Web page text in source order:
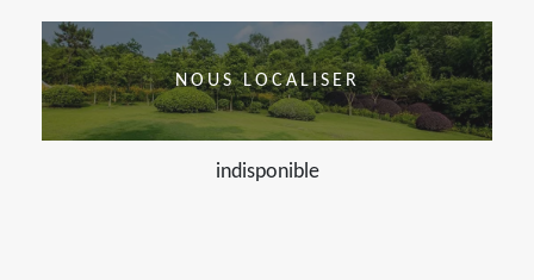
NOUS LOCALISER
indisponible